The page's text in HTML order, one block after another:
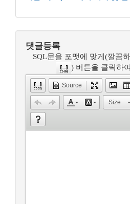
댓글등록
SQL문을 포맷에 맞게(깔끔
) 버튼을 클릭하
Source
Size